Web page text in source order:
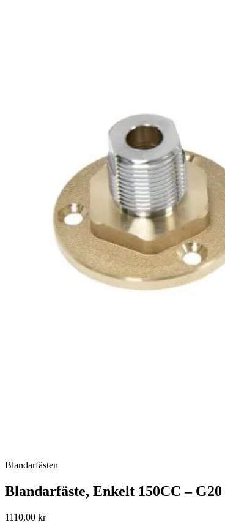
Blandarfästen
Blandarfäste, Enkelt 150CC –
1110,00 kr